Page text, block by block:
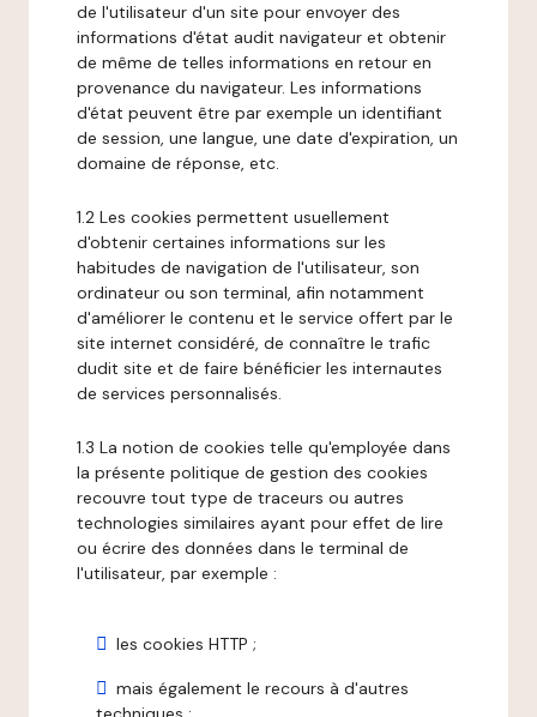
de l'utilisateur d'un site pour envoyer des
informations d'état audit navigateur et obtenir
de même de telles informations en retour en
provenance du navigateur. Les informations
d'état peuvent être par exemple un identifiant
de session, une langue, une date d'expiration, un
domaine de réponse, etc.
1.2 Les cookies permettent usuellement
d'obtenir certaines informations sur les
habitudes de navigation de l'utilisateur, son
ordinateur ou son terminal, afin notamment
d'améliorer le contenu et le service offert par le
site internet considéré, de connaître le trafic
dudit site et de faire bénéficier les internautes
de services personnalisés.
1.3 La notion de cookies telle qu'employée dans
la présente politique de gestion des cookies
recouvre tout type de traceurs ou autres
technologies similaires ayant pour effet de lire
ou écrire des données dans le terminal de
l'utilisateur, par exemple :
les cookies HTTP ;
mais également le recours à d'autres